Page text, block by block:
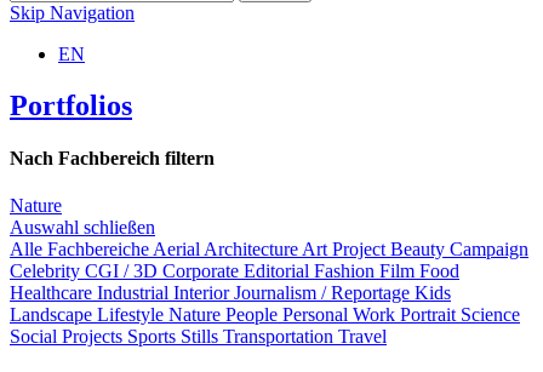
Skip Navigation
EN
Portfolios
Nach Fachbereich filtern
Nature
Auswahl schließen
Alle Fachbereiche Aerial Architecture Art Project Beauty Campaign
Celebrity CGI / 3D Corporate Editorial Fashion Film Food
Healthcare Industrial InteriorJournalism / Reportage Kids
Landscape Lifestyle Nature People Personal Work Portrait Science
Social Projects Sports Stills Transportation Travel